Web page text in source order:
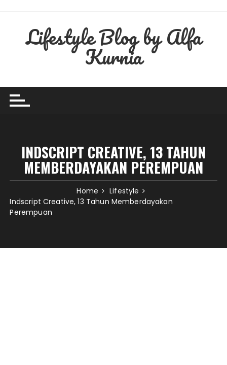
contentLifestyle Blog by Alfa
Kurnia
INDSCRIPT CREATIVE, 13 TAHUN
MEMBERDAYAKAN PEREMPUAN
Home
Lifestyle
Indscript Creative, 13 Tahun Memberdayakan
Perempuan